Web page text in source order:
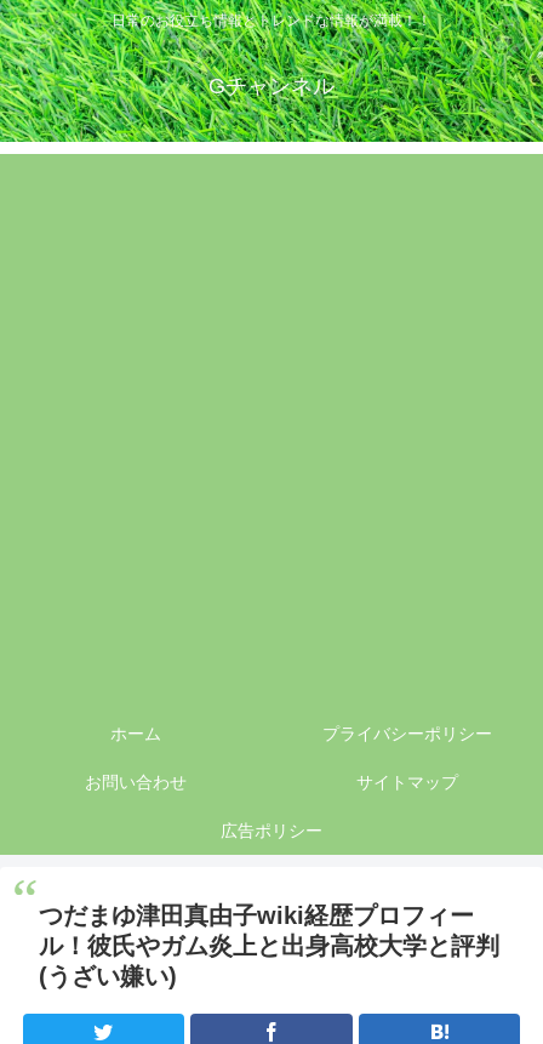
日常のお役立ち情報とトレンドな情報が満載！！
Gチャンネル
ホーム プライバシーポリシー
お問い合わせ サイトマップ
広告ポリシー
つだまゆ津田真由子wiki経歴プロフィー
ル！彼氏やガム炎上と出身高校大学と評判
(うざい嫌い)